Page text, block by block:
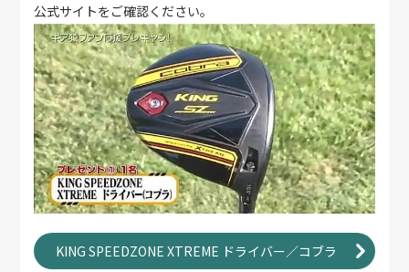
公式サイトをご確認ください。
KING SPEEDZONE XTREME ドライバー／コブラ